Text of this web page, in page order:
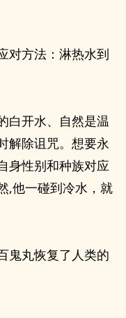
对方法：淋热水到
白开水、自然是温
解除诅咒。想要永
身性别和种族对应
,他一碰到冷水，就
鬼丸恢复了人类的